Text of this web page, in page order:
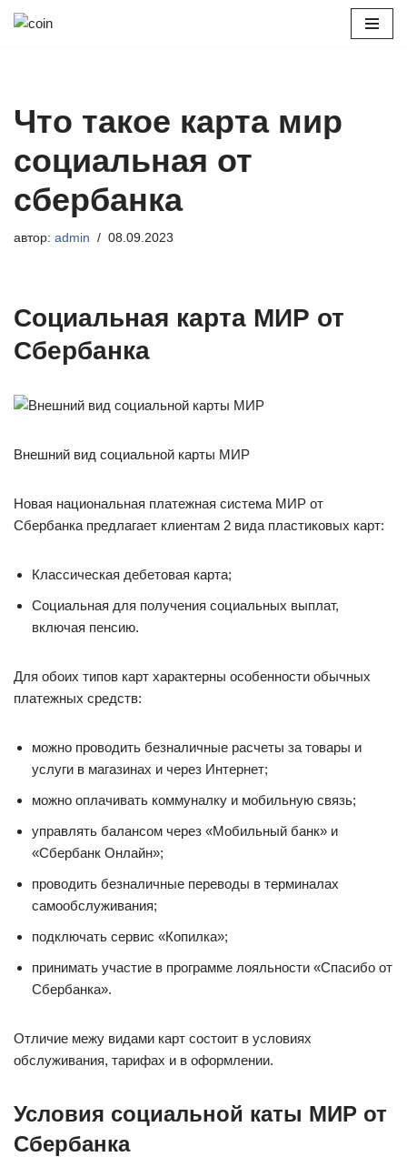
Что такое карта мир
социальная от
сбербанка
автор: admin 08.09.2023
Социальная карта МИР от
Сбербанка
Внешний вид социальной карты МИР
Новая национальная платежная система МИР от
Сбербанка предлагает клиентам 2 вида пластиковых карт:
Классическая дебетовая карта;
Социальная для получения социальных выплат,
включая пенсию.
Для обоих типов карт характерны особенности обычных
платежных средств:
можно проводить безналичные расчеты за товары и
услуги в магазинах и через Интернет;
можно оплачивать коммуналку и мобильную связь;
управлять балансом через «Мобильный банк» и
«Сбербанк Онлайн»;
проводить безналичные переводы в терминалах
самообслуживания;
подключать сервис «Копилка»;
принимать участие в программе лояльности «Спасибо от
Сбербанка».
Отличие межу видами карт состоит в условиях
обслуживания, тарифах и в оформлении.
Условия социальной каты МИР от
Сбербанка